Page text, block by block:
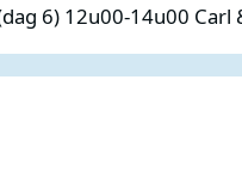
6) 12u00-14u00 Carl